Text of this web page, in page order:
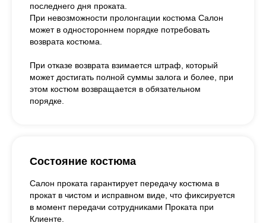
последнего дня проката.
При невозможности пролонгации костюма Салон
может в одностороннем порядке потребовать
возврата костюма.
При отказе возврата взимается штраф, который
может достигать полной суммы залога и более, при
этом костюм возвращается в обязательном
порядке.
Состояние костюма
Салон проката гарантирует передачу костюма в
прокат в чистом и исправном виде, что фиксируется
в момент передачи сотрудниками Проката при
Клиенте.